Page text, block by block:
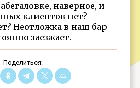
наверное, и
клиентов нет?
Неотложка в наш бар
заезжает.
Поделиться: